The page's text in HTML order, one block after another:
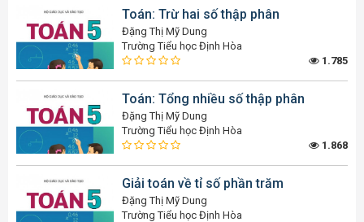
Toán: Trừ hai số thập phân
Đặng Thị Mỹ Dung
Trường Tiểu học Định Hòa
1.785
Toán: Tổng nhiều số thập phân
Đặng Thị Mỹ Dung
Trường Tiểu học Định Hòa
1.868
Giải toán về tỉ số phần trăm
Đặng Thị Mỹ Dung
Trường Tiểu học Định Hòa